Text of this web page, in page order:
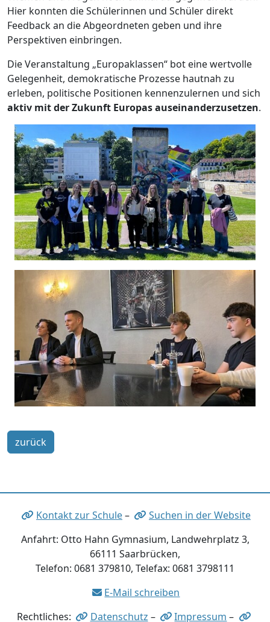
Hier konnten die Schülerinnen und Schüler direkt
Feedback an die Abgeordneten geben und ihre
Perspektiven einbringen.
Die Veranstaltung „Europaklassen“ bot eine wertvolle
Gelegenheit, demokratische Prozesse hautnah zu
erleben, politische Positionen kennenzulernen und sich
aktiv mit der Zukunft Europas auseinanderzusetzen.
zurück
Kontakt zur Schule–
Suchen in der Website
Anfahrt: Otto Hahn Gymnasium, Landwehrplatz 3,
66111 Saarbrücken,
Telefon: 0681 379810, Telefax: 0681 3798111
E-Mail schreiben
Rechtliches:
Datenschutz – Impressum –